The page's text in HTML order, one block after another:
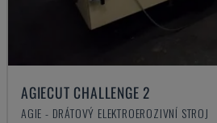
AGIECUT CHALLENGE 2
AGIE - DRÁTOVÝ ELEKTROEROZIVNÍ STROJ